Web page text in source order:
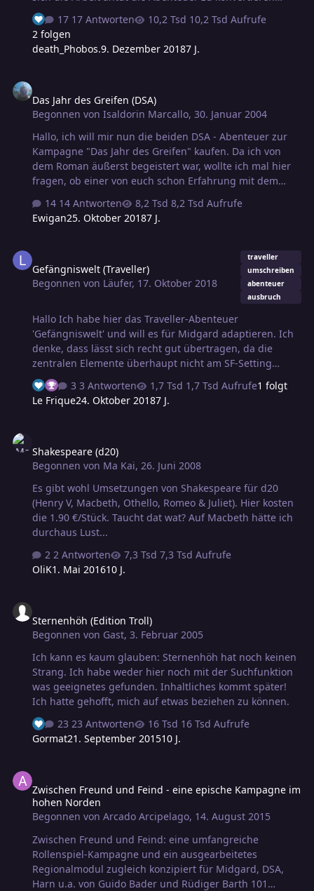
müssen sie schon sehr gut sein. Idealerweise sind die
empfohlenen Abenteuer natürlich auch noch einfach
auf Midgard umzusetzen wobei das für mich nicht
ausschlaggebend ist. Sie sollten einfach etwas
17 Antworten
10,2 Tsd Aufrufe
2 folgen
death_Phobos.9. Dezember 20187 J.
Das Jahr des Greifen (DSA)
Begonnen vonIsaldorin Marcallo,30. Januar 2004
Hallo, ich will mir nun die beiden DSA - Abenteuer zur
Kampagne "Das Jahr des Greifen" kaufen. Da ich von
dem Roman äußerst begeistert war, wollte ich mal hier
fragen, ob einer von euch schon Erfahrung mit dem
Ich will mir die Mühe machen und es auf Midgard
ansiedeln. Per Suchfunktion habe ich nichts darüber im
Erfahrung mit dem Abenteuer hat und es hier posten
könnte. Ist das Spielen das Abenteuer noch möglich,
14 Antworten
8,2 Tsd Aufrufe
Ewigan25. Oktober 20187 J.
Gefängniswelt (Traveller)
Begonnen von Läufer, 17. Oktober 2018
traveller
umschreiben
abenteuer
ausbruch
Hallo Ich habe hier das Traveller-Abenteuer
'Gefängniswelt' und will es für Midgard adaptieren. Ich
denke, dass lässt sich recht gut übertragen, da die
zentralen Elemente überhaupt nicht am SF-Setting
hängen. * Gibt es Erfahrungen/Daumenregeln für die
Übersetzung Traveller/Midgard`? * Gibt es Erfahrungen
mit diesem Abenteuer? * Ich würde es als
mit diesen Kulturen aus und würde hätte Lust,
mitzufabulieren? Zu den Sternen Läufer
3 Antworten 1,7 Tsd Aufrufe1 folgt
Le Frique24. Oktober 20187 J.
Shakespeare (d20)
Begonnen von Ma Kai,26. Juni 2008
Es gibt wohl Umsetzungen von Shakespeare für d20
(Henry V, Macbeth, Othello, Romeo & Juliet). Hier kosten
die 1.90 €/Stück. Taucht dat wat? Auf Macbeth hätte ich
durchaus Lust...
2 Antworten
7,3 Tsd Aufrufe
OliK1. Mai 201610 J.
Sternenhöh (Edition Troll)
Begonnen von Gast,3. Februar 2005
Ich kann es kaum glauben: Sternenhöh hat noch keinen
Strang. Ich habe weder hier noch mit der Suchfunktion
was geeignetes gefunden. Inhaltliches kommt später!
Ich hatte gehofft, mich auf etwas beziehen zu können.
23 Antworten
16 Tsd Aufrufe
Gormat21. September 201510 J.
Zwischen Freund und Feind - eine epische Kampagne im
hohen Norden
Begonnen vonArcado Arcipelago, 14. August 2015
Zwischen Freund und Feind: eine umfangreiche
Rollenspiel-Kampagne und ein ausgearbeitetes
Regionalmodul zugleich konzipiert für Midgard, DSA,
Harn u.a. von Guido Bader und Rüdiger Barth 101